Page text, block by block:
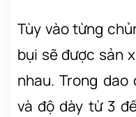
Tùy vào từng
bụi sẽ được sản
nhau. Trong
và độ dày từ 3